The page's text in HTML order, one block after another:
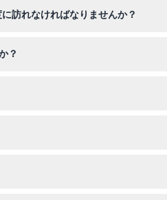
訪れなければなりませんか？
？